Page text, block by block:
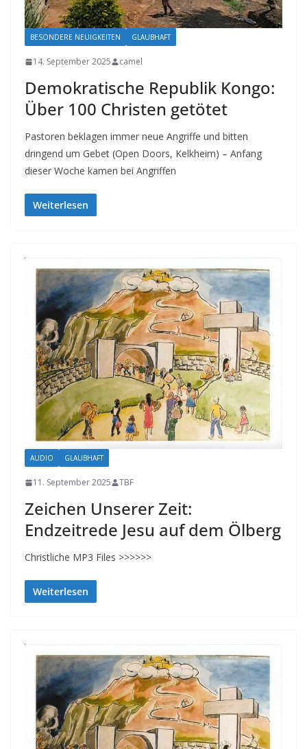
BESONDERE NEUIGKEITEN GLAUBHAFT
14. September 2025 camel
Demokratische Republik Kongo:
Über 100 Christen getötet
Pastoren beklagen immer neue Angriffe und bitten
dringend um Gebet (Open Doors, Kelkheim) – Anfang
dieser Woche kamen bei Angriffen
Weiterlesen
AUDIO GLAUBHAFT
11. September 2025 TBF
Zeichen Unserer Zeit:
Endzeitrede Jesu auf dem Ölberg
Christliche MP3 Files >>>>>>
Weiterlesen